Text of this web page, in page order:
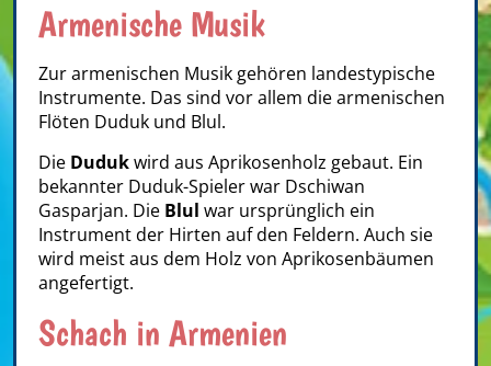
Armenische Musik
Zur armenischen Musik gehören landestypische
Instrumente. Das sind vor allem die armenischen
Flöten Duduk und Blul.
Die Dudukwird aus Aprikosenholz gebaut. Ein
bekannter Duduk-Spieler war Dschiwan
Gasparjan. Die Blul war ursprünglich ein
Instrument der Hirten auf den Feldern. Auch sie
wird meist aus dem Holz von Aprikosenbäumen
angefertigt.
Schach in Armenien